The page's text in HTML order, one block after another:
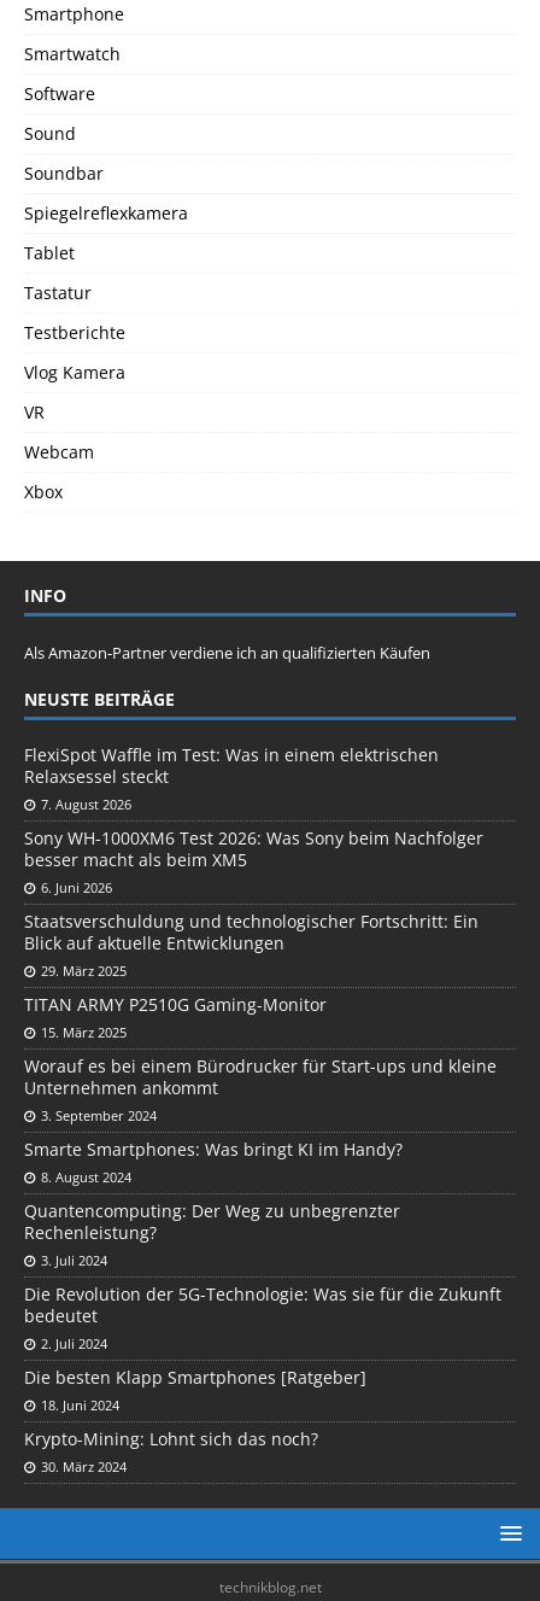
Smartphone
Smartwatch
Software
Sound
Soundbar
Spiegelreflexkamera
Tablet
Tastatur
Testberichte
Vlog Kamera
VR
Webcam
Xbox
INFO
Als Amazon-Partner verdiene ich an qualifizierten Käufen
NEUSTE BEITRÄGE
FlexiSpot Waffle im Test: Was in einem elektrischen
Relaxsessel steckt
7. August 2026
Sony WH-1000XM6 Test 2026: Was Sony beim Nachfolger
besser macht als beim XM5
6. Juni 2026
Staatsverschuldung und technologischer Fortschritt: Ein
Blick auf aktuelle Entwicklungen
29. März 2025
TITAN ARMY P2510G Gaming-Monitor
15. März 2025
Worauf es bei einem Bürodrucker für Start-ups und kleine
Unternehmen ankommt
3. September 2024
Smarte Smartphones: Was bringt KI im Handy?
8. August 2024
Quantencomputing: Der Weg zu unbegrenzter
Rechenleistung?
3. Juli 2024
Die Revolution der 5G-Technologie: Was sie für die Zukunft
bedeutet
2. Juli 2024
Die besten Klapp Smartphones [Ratgeber]
18. Juni 2024
Krypto-Mining: Lohnt sich das noch?
30. März 2024
technikblog.net